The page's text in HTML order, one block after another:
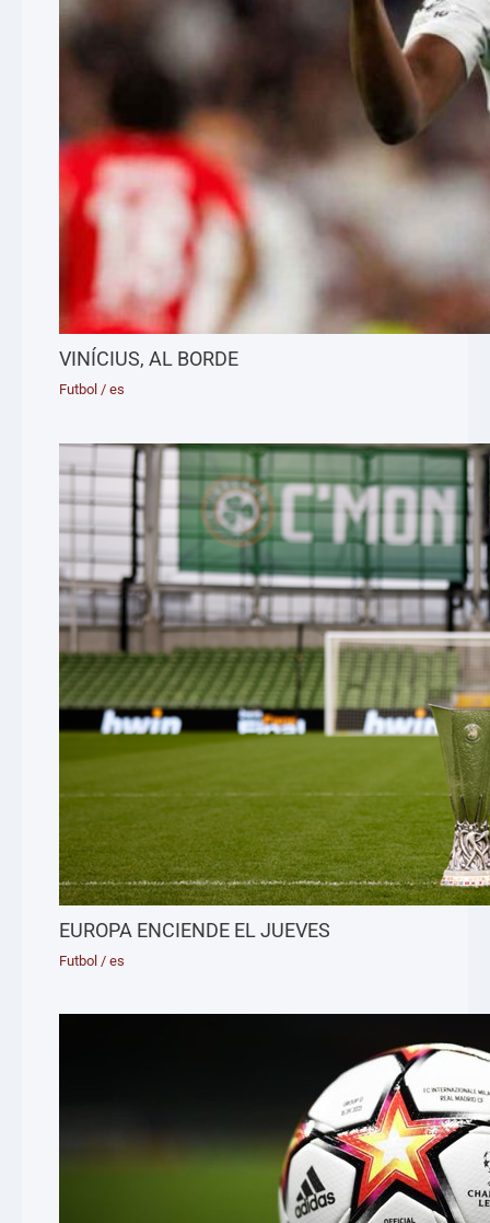
VINÍCIUS, AL BORDE
Futbol /es
EUROPA ENCIENDE EL JUEVES
Futbol /es